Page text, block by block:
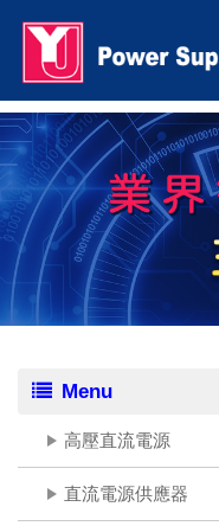
Menu
高壓直流電源
直流電源供應器